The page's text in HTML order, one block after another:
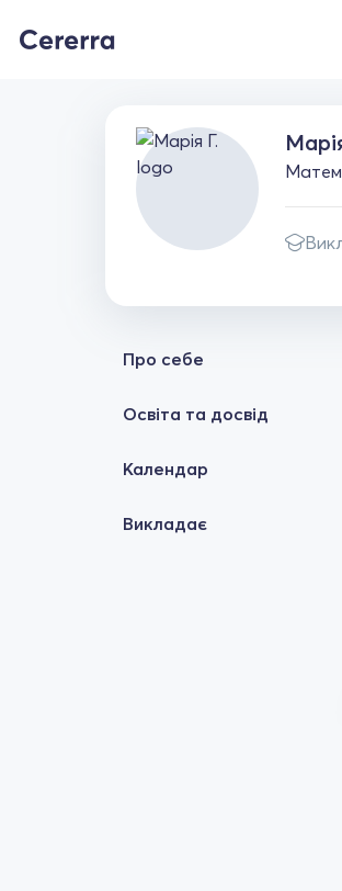
Про себе
Освіта та досвід
Календар
Викладає